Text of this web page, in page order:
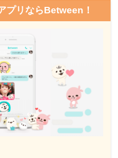
プリならBetween！